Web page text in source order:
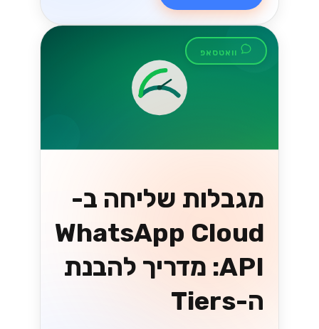
וואטסאפ
מגבלות שליחה ב-
WhatsApp Cloud
API: מדריך להבנת
ה-Tiers